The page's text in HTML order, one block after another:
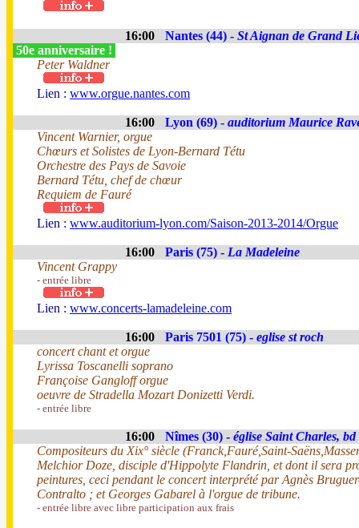
16:00 Nantes (44) - St Aignan de Grand
50e anniversaire !
Peter Waldner
Lien : www.orgue.nantes.com
16:00 Lyon (69) - auditorium Maurice
Vincent Warnier, orgue
Chœurs et Solistes de Lyon-Bernard Tétu
Orchestre des Pays de Savoie
Bernard Tétu, chef de chœur
Requiem de Fauré
Lien : www.auditorium-lyon.com/Saison-2013-2014/Orgue
16:00 Paris (75) - La Madeleine
Vincent Grappy
- entrée libre
Lien : www.concerts-lamadeleine.com
16:00 Paris 7501 (75) - eglise st roch
concert chant et orgue
Lyrissa Toscanelli soprano
Françoise Gangloff orgue
oeuvre de Stradella Mozart Donizetti Verdi.
- entrée libre
16:00 Nîmes (30) - église Saint Charles, bd
Compositeurs du Xix° siècle (Franck,Fauré,Saint-
Melchior Doze, disciple d'Hippolyte Flandrin, et dont il sera
peintures, ceci pendant le concert interprété par Agnès
Contralto ; et Georges Gabarel à l'orgue de tribune.
- entrée libre avec libre participation aux frais